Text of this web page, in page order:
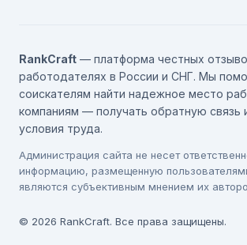
RankCraft — платформа честных
работодателях в России и СНГ. Мы
соискателям найти надежное место
компаниям — получать обратную связь
условия труда.
Администрация сайта не несет
информацию, размещенную
являются субъективным мнением их
© 2026 RankCraft. Все права защищены.